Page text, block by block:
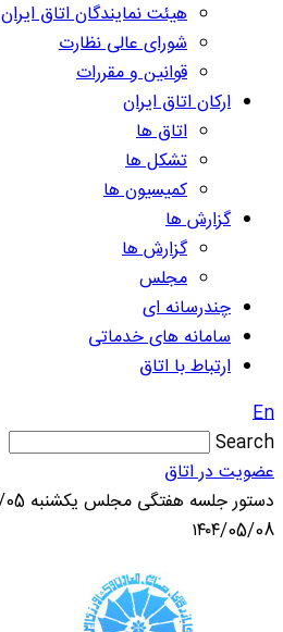
هیئت نمایندگان اتاق ایران
شورای عالی نظارت
قوانین و مقررات
ارکان اتاق ایران
اتاق ها
تشکل ها
کمیسیون ها
گزارش ها
گزارش ها
مجلس
چندرسانه ای
سامانه های خدماتی
ارتباط با اتاق
En
Search
عضویت در اتاق
۱۴۰۴/05/08